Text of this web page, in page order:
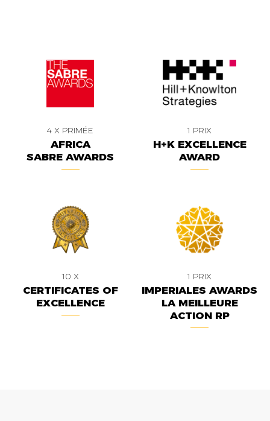
4 X PRIMÉE
AFRICA
SABRE AWARDS
1 PRIX
H+K EXCELLENCE
AWARD
10 X
CERTIFICATES OF
EXCELLENCE
1 PRIX
IMPERIALES AWARDS
LA MEILLEURE
ACTION RP